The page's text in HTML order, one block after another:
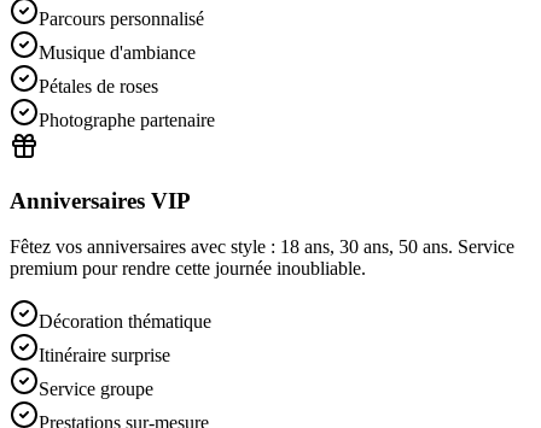
Parcours personnalisé
Musique d'ambiance
Pétales de roses
Photographe partenaire
Anniversaires VIP
Fêtez vos anniversaires avec style : 18 ans, 30 ans, 50 ans. Service
premium pour rendre cette journée inoubliable.
Décoration thématique
Itinéraire surprise
Service groupe
Prestations sur-mesure